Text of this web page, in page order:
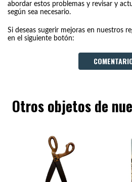
abordar estos problemas y revisar y
según sea necesario.
Si deseas sugerir mejoras en nuestros
en el siguiente botón:
Otros objetos de